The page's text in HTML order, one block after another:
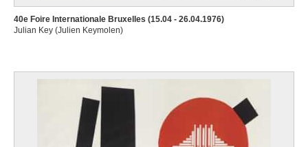
40e Foire Internationale Bruxelles (15.04 - 26.04.1976)
Julian Key (Julien Keymolen)